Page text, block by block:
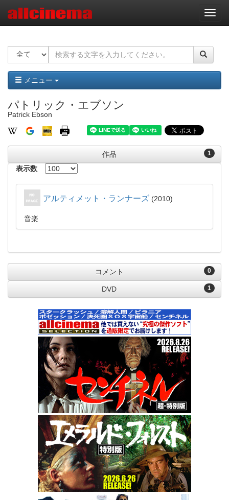
ナ
ビ
ー
ョ
ン
メニュー
パトリック・エブソン
Patrick Ebson
1
作品
表示数
アルティメット・ランナーズ 2010
音楽
0
コメント
1
DVD